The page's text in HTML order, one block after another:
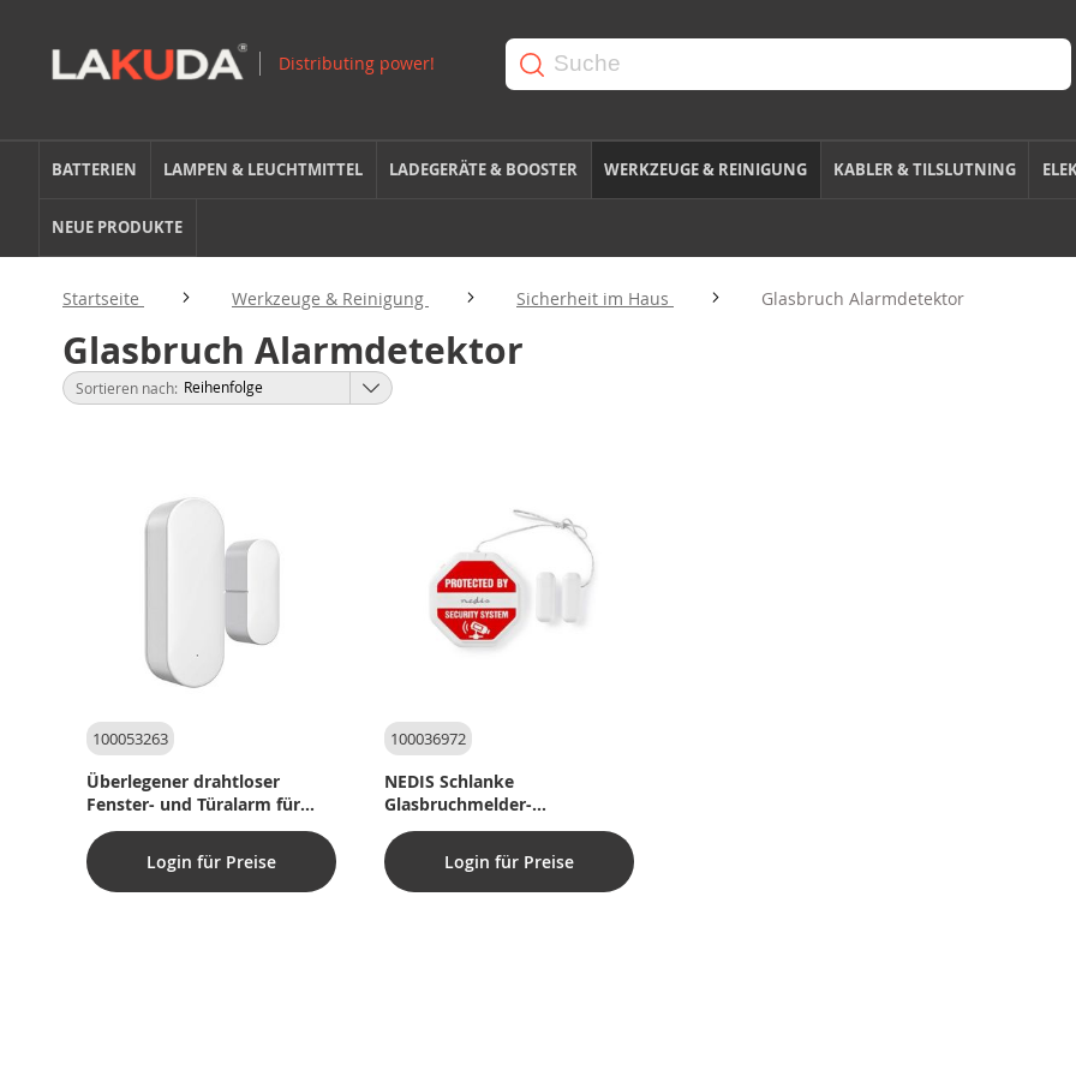
BATTERIEN LAMPEN & LEUCHTMITTEL LADEGERÄTE & BOOSTER WERKZEUGE & REINIGUNG KABLER & TILSLUTNING
NEUE PRODUKTE
Startseite Werkzeuge & Reinigung Sicherheit im Haus Glasbruch Alarmdetektor
Glasbruch Alarmdetektor
Sortieren nach
100053263
Überlegener drahtloser
Fenster- und Türalarm für
SmartLife/Alexa/Google
Assistant
Login für Preise
100036972
NEDIS Schlanke
Glasbruchmelder-
Alarmeinrichtung für
Türen/Fenster Integrierte
Sirene
Login für Preise